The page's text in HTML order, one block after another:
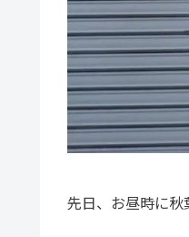
先日、お昼時に